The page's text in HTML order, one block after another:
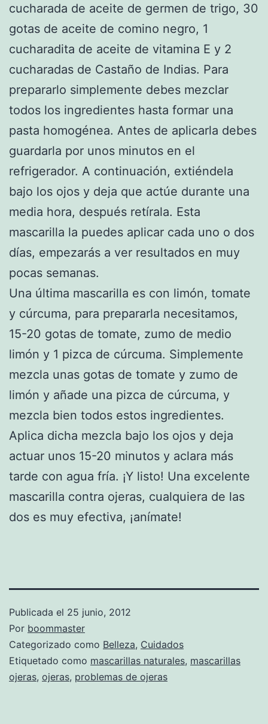
cucharada de aceite de germen de trigo, 30
gotas de aceite de comino negro, 1
cucharadita de aceite de vitamina E y 2
cucharadas de Castaño de Indias. Para
prepararlo simplemente debes mezclar
todos los ingredientes hasta formar una
pasta homogénea. Antes de aplicarla debes
guardarla por unos minutos en el
refrigerador. A continuación, extiéndela
bajo los ojos y deja que actúe durante una
media hora, después retírala. Esta
mascarilla la puedes aplicar cada uno o dos
días, empezarás a ver resultados en muy
pocas semanas.
Una última mascarilla es con limón, tomate
y cúrcuma, para prepararla necesitamos,
15-20 gotas de tomate, zumo de medio
limón y 1 pizca de cúrcuma. Simplemente
mezcla unas gotas de tomate y zumo de
limón y añade una pizca de cúrcuma, y
mezcla bien todos estos ingredientes.
Aplica dicha mezcla bajo los ojos y deja
actuar unos 15-20 minutos y aclara más
tarde con agua fría. ¡Y listo! Una excelente
mascarilla contra ojeras, cualquiera de las
dos es muy efectiva, ¡anímate!
Publicada el 25 junio, 2012
Por boommaster
Categorizado como Belleza, Cuidados
Etiquetado como mascarillas naturales, mascarillas
ojeras, ojeras, problemas de ojeras